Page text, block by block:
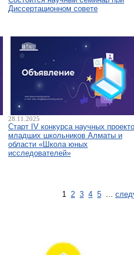
Диссертационном совете
28.11.2025
Старт IV конкурса научных
младших школьников Алматы и
области «Школа юных
исследователей»
1 2 3 4 5 ...